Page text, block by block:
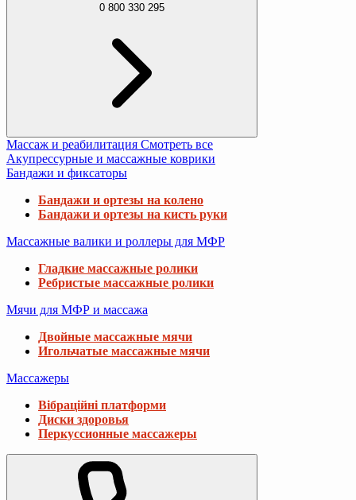
0 800 330 295
Массаж и реабилитация Смотреть все
Акупрессурные и массажные коврики
Бандажи и фиксаторы
Бандажи и ортезы на колено
Бандажи и ортезы на кисть руки
Массажные валики и роллеры для МФР
Гладкие массажные ролики
Ребристые массажные ролики
Мячи для МФР и массажа
Двойные массажные мячи
Игольчатые массажные мячи
Массажеры
Вібраційні платформи
Диски здоровья
Перкуссионные массажеры